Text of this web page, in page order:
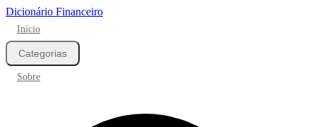
Dicionário Financeiro
Início
Categorias
Sobre